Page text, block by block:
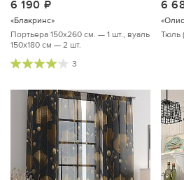
6 190
«Блакринс»
Портьера 150х260 см. — 1 шт., вуаль
150х180 см — 2 шт.
3
6
Тюль